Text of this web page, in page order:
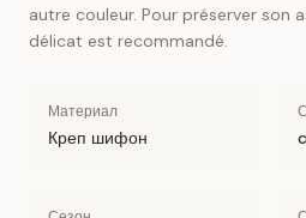
autre couleur. Pour préserver son
délicat est recommandé.
Материал
Креп шифон